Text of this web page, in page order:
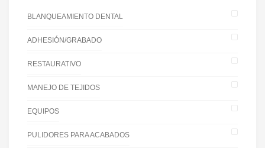
BLANQUEAMIENTO DENTAL
ADHESIÓN/GRABADO
RESTAURATIVO
MANEJO DE TEJIDOS
EQUIPOS
PULIDORES PARA ACABADOS